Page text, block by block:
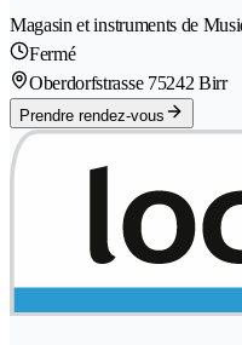
Magasin et instruments de
Fermé
Oberdorfstrasse 75242 Birr
Prendre rendez-vous